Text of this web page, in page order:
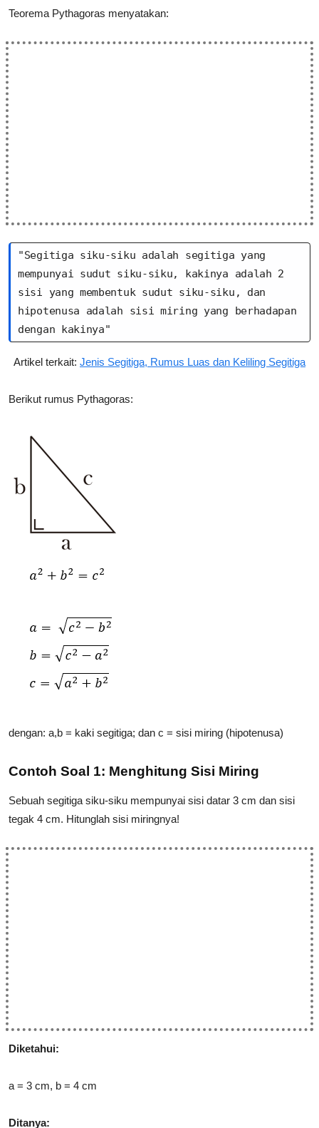
Teorema Pythagoras menyatakan:
"Segitiga siku-siku adalah segitiga yang
mempunyai sudut siku-siku, kakinya adalah 2
sisi yang membentuk sudut siku-siku, dan
hipotenusa adalah sisi miring yang berhadapan
dengan kakinya"
Artikel terkait: Jenis Segitiga, Rumus Luas dan Keliling Segitiga
Berikut rumus Pythagoras:
dengan: a,b = kaki segitiga; dan c = sisi miring (hipotenusa)
Contoh Soal 1: Menghitung Sisi Miring
Sebuah segitiga siku-siku mempunyai sisi datar 3 cm dan sisi
tegak 4 cm. Hitunglah sisi miringnya!
Diketahui:
a = 3 cm, b = 4 cm
Ditanya: